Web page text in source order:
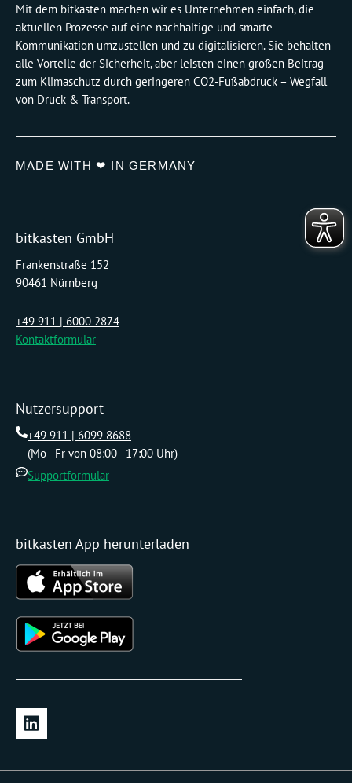
Mit dem bitkasten machen wir es Unternehmen einfach, die
aktuellen Prozesse auf eine nachhaltige und smarte
Kommunikation umzustellen und zu digitalisieren. Sie behalten
alle Vorteile der Sicherheit, aber leisten einen großen Beitrag
zum Klimaschutz durch geringeren CO2-Fußabdruck – Wegfall
von Druck & Transport.
MADE WITH ❤ IN GERMANY
bitkasten GmbH
Frankenstraße 152
90461 Nürnberg
+49 911 | 6000 2874
Kontaktformular
Nutzersupport
+49 911 | 6099 8688
(Mo - Fr von 08:00 - 17:00 Uhr)
Supportformular
bitkasten App herunterladen
L
i
k